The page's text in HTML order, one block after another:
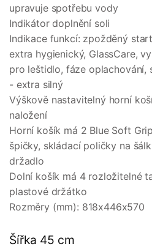
upravuje spotřebu vody
Indikátor doplnění soli
Indikace funkcí: zpožděný
extra hygienický, GlassCare,
pro leštidlo, fáze oplachování,
- extra silný
Výškově nastavitelný horní
naložení
Horní košík má 2 Blue Soft
špičky, skládací poličky na
držadlo
Dolní košík má 4 rozložitelné
plastové držátko
Rozměry (mm): 818x446x570
Šířka 45 cm